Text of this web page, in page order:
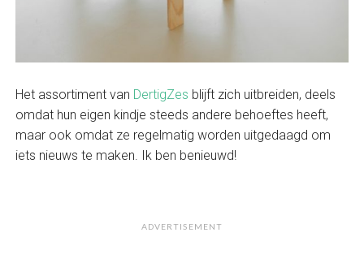
Het assortiment van DertigZes blijft zich uitbreiden, deels
omdat hun eigen kindje steeds andere behoeftes heeft,
maar ook omdat ze regelmatig worden uitgedaagd om
iets nieuws te maken. Ik ben benieuwd!
ADVERTISEMENT